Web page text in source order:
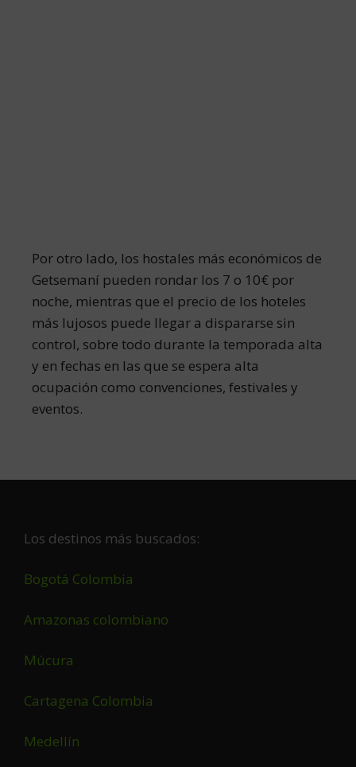
Por otro lado, los hostales más económicos de
Getsemaní pueden rondar los 7 o 10€ por
noche, mientras que el precio de los hoteles
más lujosos puede llegar a dispararse sin
control, sobre todo durante la temporada alta
y en fechas en las que se espera alta
ocupación como convenciones, festivales y
eventos.
Los destinos más buscados:
Bogotá Colombia
Amazonas colombiano
Múcura
Cartagena Colombia
Medellín